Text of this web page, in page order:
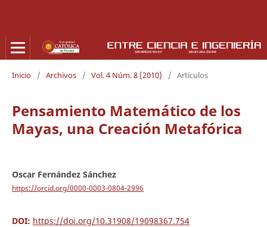
Inicio / Archivos / Vol. 4 Núm. 8 (2010) / Artículos
Pensamiento Matemático de los
Mayas, una Creación Metafórica
Oscar Fernández Sánchez
https://orcid.org/0000-0003-0804-2996
DOI: https://doi.org/10.31908/19098367.754